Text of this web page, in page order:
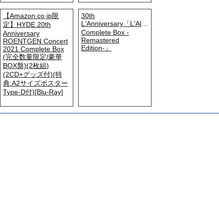
【Amazon.co.jp限
定】HYDE 20th
Anniversary
ROENTGEN Concert
2021 Complete Box
(完全数量限定/豪華
BOX盤)(2枚組)
(2CD+グッズ付)(特
典:A2サイズポスター
Type-D付)[Blu-Ray]
30th
L'Anniversary「L'Album
Complete Box -
Remastered
Edition-」